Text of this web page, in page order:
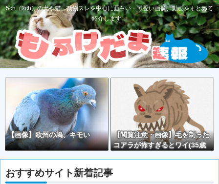
5ch（2ch）の犬や猫、動物スレを中心に面白い・可愛い画像、動画をまとめて
紹介します。
【画像】欧州の鳩、キモい
【閲覧注意・画像】毛を剃った
コアラが怖すぎるとワイ(35歳
おすすめサイト新着記事